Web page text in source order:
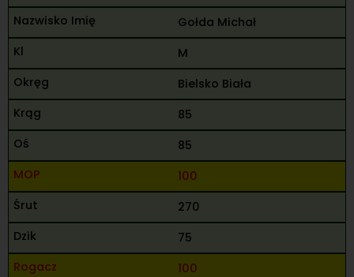
Gołda Michał
M
Bielsko Biała
85
85
100
270
75
100